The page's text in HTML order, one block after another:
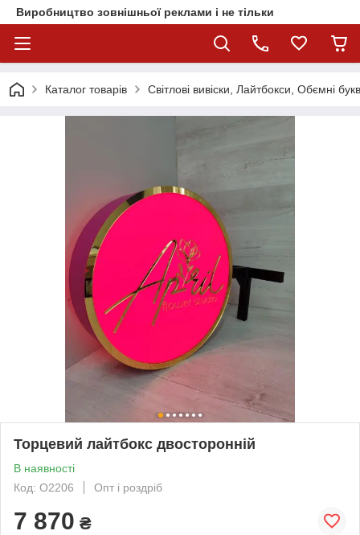
Виробництво зовнішньої реклами і не тільки
Каталог товарів Світлові вивіски, Лайтбокси, Обємні
Торцевий лайтбокс двосторонній
В наявності
Код: О2206
Опт і роздріб
7 870 ₴